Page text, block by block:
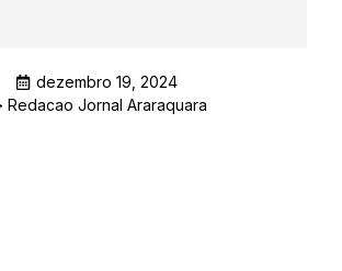
dezembro 19, 2024
Redacao Jornal Araraquara